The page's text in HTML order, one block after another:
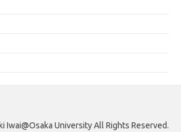
Iwai@Osaka University All Rights Reserved.